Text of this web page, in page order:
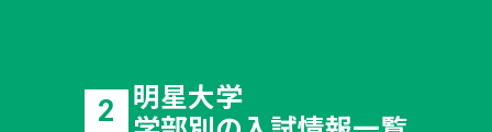
2 明星大学